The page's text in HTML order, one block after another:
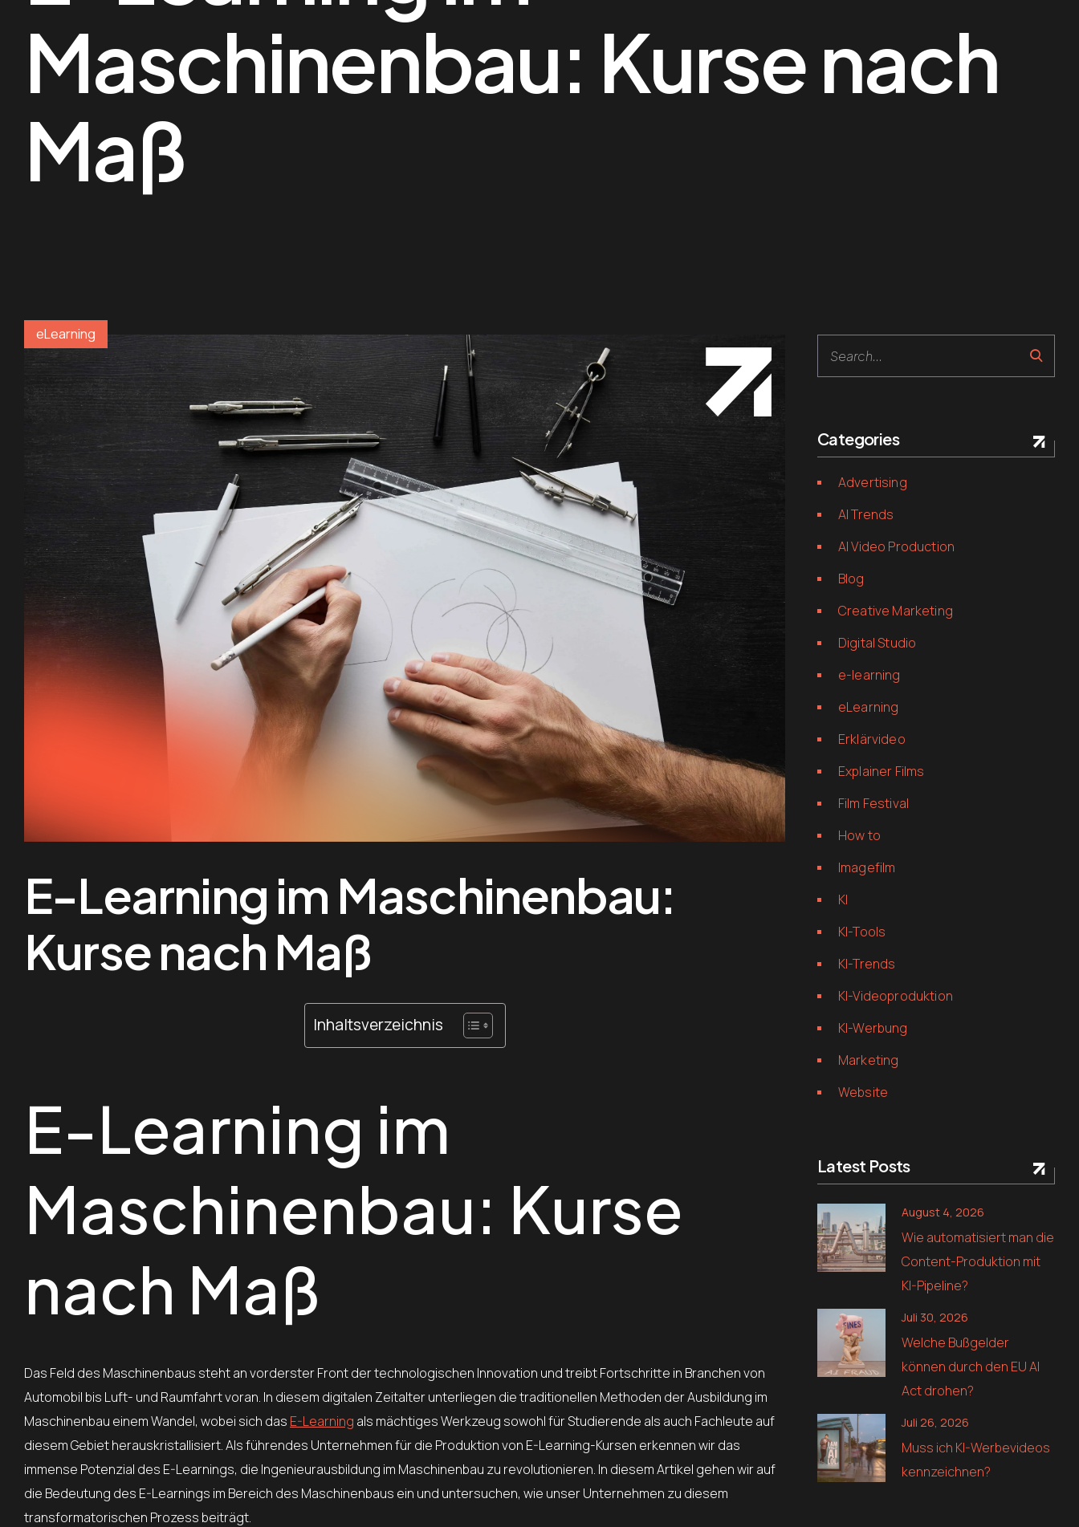
Maschinenbau: Kurse nach
Maß
eLearning
E-Learning im Maschinenbau:
Kurse nach Maß
Inhaltsverzeichnis
E-Learning im
Maschinenbau: Kurse
nach Maß
Das Feld des Maschinenbaus steht an vorderster Front der technologischen Innovation und treibt Fortschritte in Branchen von
Automobil bis Luft- und Raumfahrt voran. In diesem digitalen Zeitalter unterliegen die traditionellen Methoden der Ausbildung im
Maschinenbau einem Wandel, wobei sich das E-Learning als mächtiges Werkzeug sowohl für Studierende als auch Fachleute auf
diesem Gebiet herauskristallisiert. Als führendes Unternehmen für die Produktion von E-Learning-Kursen erkennen wir das
immense Potenzial des E-Learnings, die Ingenieurausbildung im Maschinenbau zu revolutionieren. In diesem Artikel gehen wir auf
die Bedeutung des E-Learnings im Bereich des Maschinenbaus ein und untersuchen, wie unser Unternehmen zu diesem
transformatorischen Prozess beiträgt.
Search
Categories
Advertising
AI Trends
AI Video Production
Blog
Creative Marketing
Digital Studio
e-learning
eLearning
Erklärvideo
Explainer Films
Film Festival
How to
Imagefilm
KI
KI-Tools
KI-Trends
KI-Videoproduktion
KI-Werbung
Marketing
Website
Latest Posts
Wie automatisiert man die
Content-Produktion mit
KI-Pipeline?
August 4, 2026
Welche Bußgelder
können durch den EU AI
Act drohen?
Juli 30, 2026
Muss ich KI-Werbevideos
kennzeichnen?
Juli 26, 2026